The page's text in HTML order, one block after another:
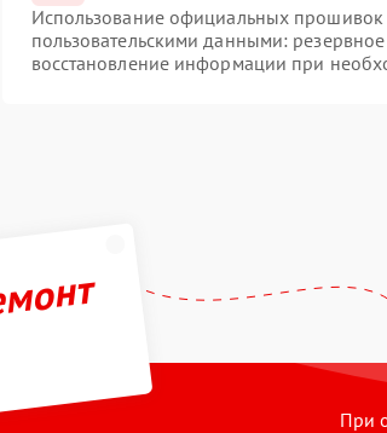
Использование официальных прошивок
пользовательскими данными:
восстановление информации при
При